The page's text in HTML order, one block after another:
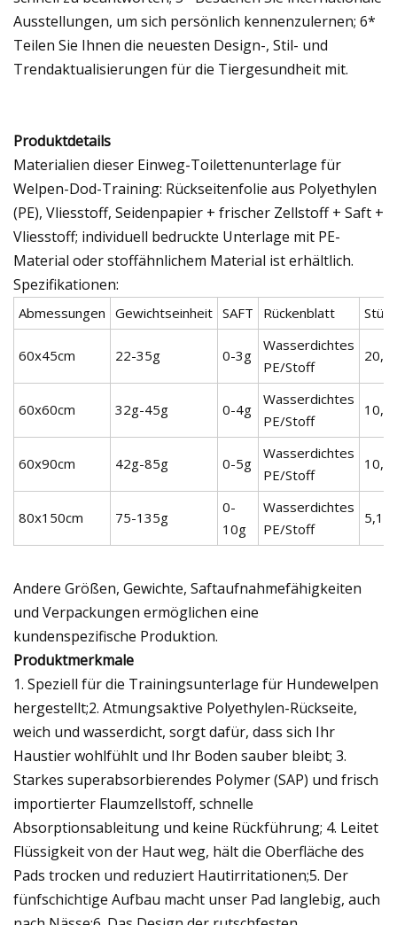
Ausstellungen, um sich persönlich kennenzulernen; 6*
Teilen Sie Ihnen die neuesten Design-, Stil- und
Trendaktualisierungen für die Tiergesundheit mit.
Produktdetails
Materialien dieser Einweg-Toilettenunterlage für
Welpen-Dod-Training: Rückseitenfolie aus Polyethylen
(PE), Vliesstoff, Seidenpapier + frischer Zellstoff + Saft +
Vliesstoff; individuell bedruckte Unterlage mit PE-
Material oder stoffähnlichem Material ist erhältlich.
Spezifikationen:
Abmessungen Gewichtseinheit SAFT Rückenblatt
60x45cm 22-35g 0-3g
Wasserdichtes
PE/Stoff
60x60cm 32g-45g 0-4g
Wasserdichtes
PE/Stoff
60x90cm 42g-85g 0-5g
Wasserdichtes
PE/Stoff
80x150cm 75-135g
0-
10g
Wasserdichtes
PE/Stoff
5,10
Andere Größen, Gewichte, Saftaufnahmefähigkeiten
und Verpackungen ermöglichen eine
kundenspezifische Produktion.
Produktmerkmale
1. Speziell für die Trainingsunterlage für Hundewelpen
hergestellt;2. Atmungsaktive Polyethylen-Rückseite,
weich und wasserdicht, sorgt dafür, dass sich Ihr
Haustier wohlfühlt und Ihr Boden sauber bleibt; 3.
Starkes superabsorbierendes Polymer (SAP) und frisch
importierter Flaumzellstoff, schnelle
Absorptionsableitung und keine Rückführung; 4. Leitet
Flüssigkeit von der Haut weg, hält die Oberfläche des
Pads trocken und reduziert Hautirritationen;5. Der
fünfschichtige Aufbau macht unser Pad langlebig, auch